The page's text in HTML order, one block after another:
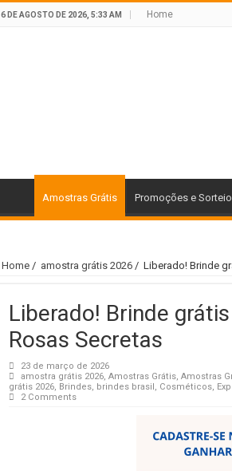
6 DE AGOSTO DE 2026, 5:33 AM Home
Amostras Grátis Promoções e
Home / amostra grátis 2026 / Liberado! Brinde
Liberado! Brinde
Rosas Secretas
23 de março de 2026
amostra grátis 2026, Amostras Grátis, Amostras
grátis 2026, Brindes, brindes brasil, Cosméticos,
2 Comments